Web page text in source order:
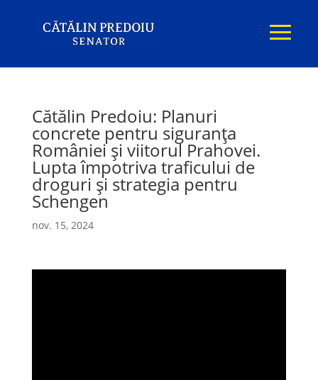
Cătălin Predoiu: Planuri
concrete pentru siguranța
României și viitorul Prahovei.
Lupta împotriva traficului de
droguri și strategia pentru
Schengen
nov. 15, 2024